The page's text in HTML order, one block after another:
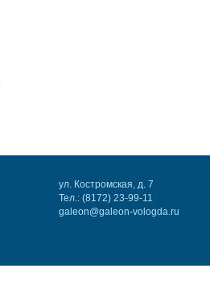
ул. Костромская, д. 7
Тел.: (8172) 23-99-11
galeon@galeon-vologda.ru